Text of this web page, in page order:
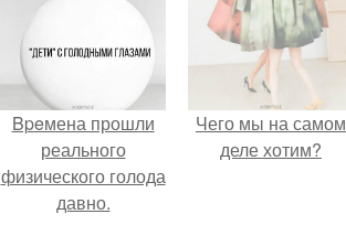
Bpeмена прошли
реального
физического голода
давно.
Чего мы на самом
деле хотим?